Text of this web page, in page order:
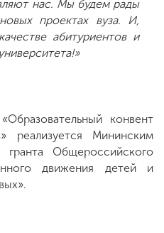
нас. Мы будем рады
проектах вуза. И,
абитуриентов и
конвент
реализуется Мининским
Общероссийского
движения детей и